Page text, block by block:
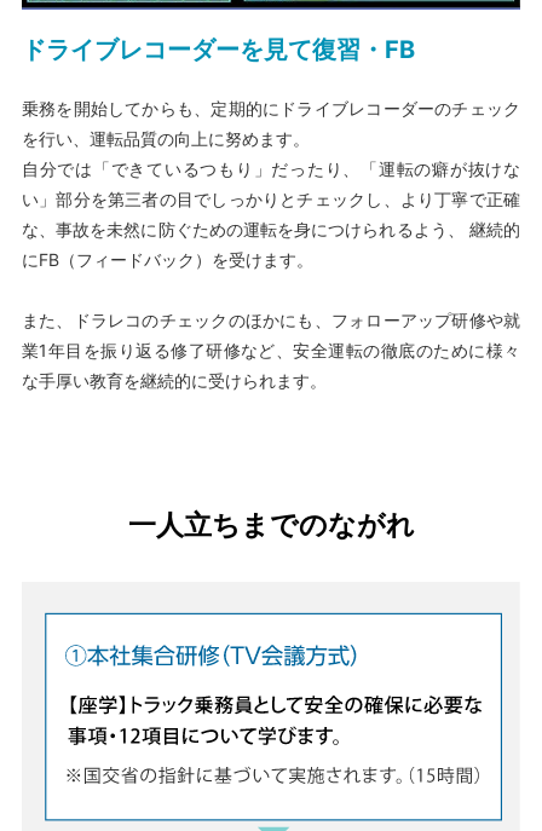
ドライブレコーダーを見て復習・FB
乗務を開始してからも、定期的にドライブレコーダーのチェック
を行い、運転品質の向上に努めます。
自分では「できているつもり」だったり、「運転の癖が抜けな
い」部分を第三者の目でしっかりとチェックし、より丁寧で正確
な、事故を未然に防ぐための運転を身につけられるよう、 継続的
にFB（フィードバック）を受けます。
また、ドラレコのチェックのほかにも、フォローアップ研修や就
業1年目を振り返る修了研修など、安全運転の徹底のために様々
な手厚い教育を継続的に受けられます。
一人立ちまでのながれ